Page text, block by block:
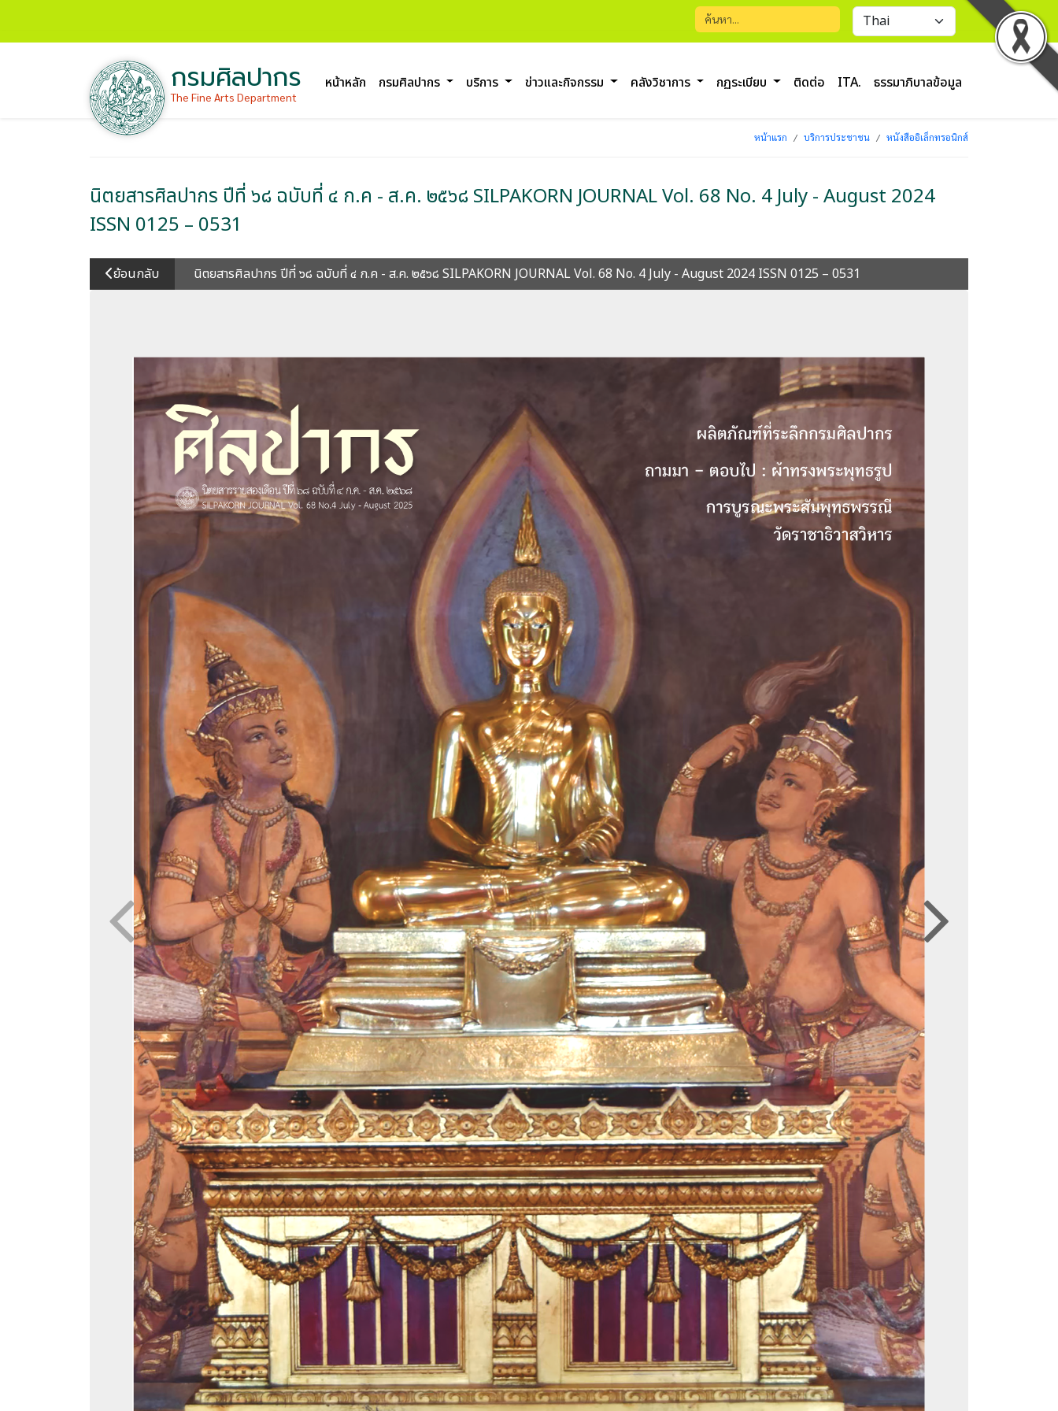
กรมศิลปากร
The Fine Arts Department
หน้าหลัก กรมศิลปากร บริการ ข่าวและกิจกรรม คลังวิชาการ กฏระเบียบ ติดต่อ ITA. ธรรมาภิบาลข้อมูล
หน้าแรก บริการประชาชน หนังสืออิเล็กทรอนิกส์
นิตยสารศิลปากร ปีที่ ๖๘ ฉบับที่ ๔ ก.ค - ส.ค. ๒๕๖๘ SILPAKORN JOURNAL Vol. 68 No. 4 July - August 2024
ISSN 0125 – 0531
ย้อนกลับ นิตยสารศิลปากร ปีที่ ๖๘ ฉบับที่ ๔ ก.ค - ส.ค. ๒๕๖๘ SILPAKORN JOURNAL Vol. 68 No. 4 July - August 2024 ISSN 0125 – 0531